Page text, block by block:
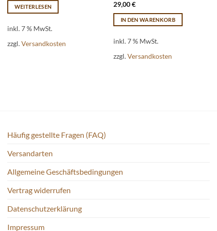
WEITERLESEN
inkl. 7 % MwSt.
zzgl.Versandkosten
29,00€
IN DEN WARENKORB
inkl. 7 % MwSt.
zzgl.Versandkosten
Häufig gestellte Fragen (FAQ)
Versandarten
Allgemeine Geschäftsbedingungen
Vertrag widerrufen
Datenschutzerklärung
Impressum